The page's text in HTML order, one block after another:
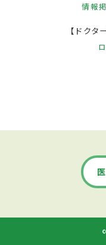
情報
【ドクタ